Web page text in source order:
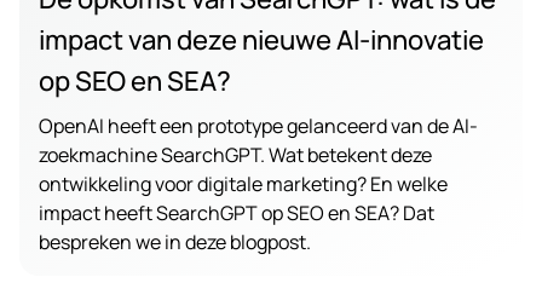
impact van deze nieuwe AI-innovatie
op SEO en SEA?
OpenAI heeft een prototype gelanceerd van de AI-
zoekmachine SearchGPT. Wat betekent deze
ontwikkeling voor digitale marketing? En welke
impact heeft SearchGPT op SEO en SEA? Dat
bespreken we in deze blogpost.